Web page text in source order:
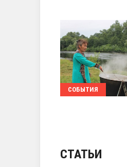
СОБЫТИЯ
СТАТЬИ